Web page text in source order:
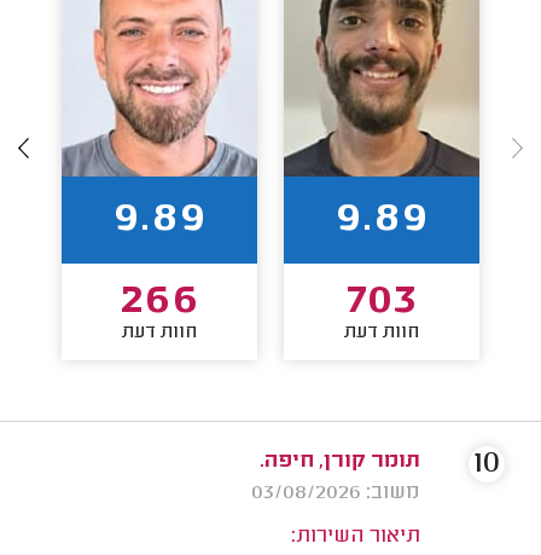
9.89
703
חוות דעת
9.89
266
חוות דעת
תומר קורן, חיפה.
משוב: 03/08/2026
תיאור השירות:
10